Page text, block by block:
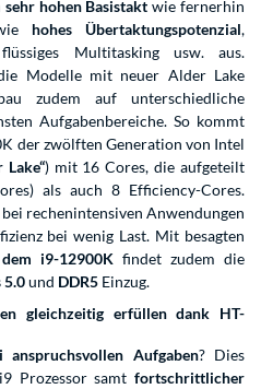
sehr hohen Basistakt wie fernerhin
hohes Übertaktungspotenzial,
Multitasking usw. aus.
Modelle mit neuer Alder Lake
zudem auf unterschiedliche
Aufgabenbereiche. So kommt
der zwölften Generation von Intel
Lake“) mit 16 Cores, die aufgeteilt
als auch 8 Efficiency-Cores.
rechenintensiven Anwendungen
bei wenig Last. Mit besagten
i9-12900K findet zudem die
5.0und DDR5 Einzug.
gleichzeitig erfüllen dank HT-
Aufgaben? Dies
Prozessor samt fortschrittlicher